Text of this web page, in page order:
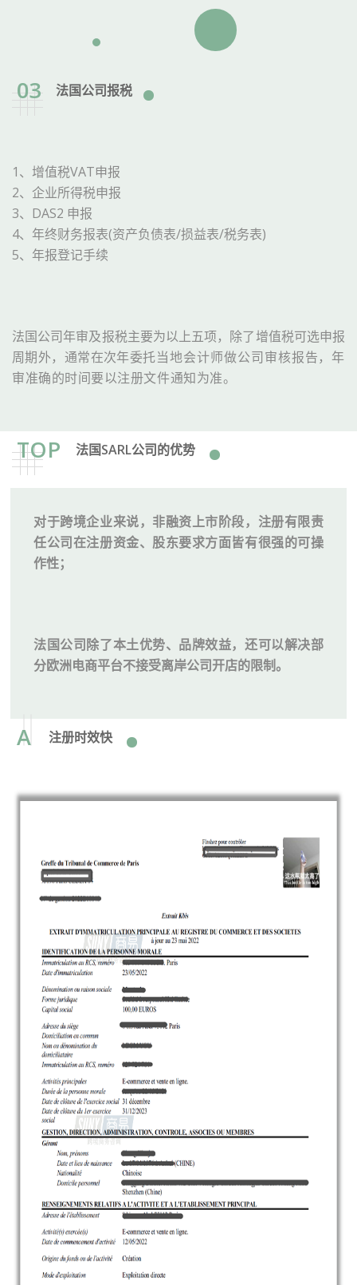
03 法国公司报税
1、增值税VAT申报
2、企业所得税申报
3、DAS2 申报
4、年终财务报表(资产负债表/损益表/税务表)
5、年报登记手续
法国公司年审及报税主要为以上五项，除了增值税可选申报
周期外，通常在次年委托当地会计师做公司审核报告，年
审准确的时间要以注册文件通知为准。
TOP 法国SARL公司的优势
对于跨境企业来说，非融资上市阶段，注册有限责
任公司在注册资金、股东要求方面皆有很强的可操
作性；
法国公司除了本土优势、品牌效益，还可以解决部
分欧洲电商平台不接受离岸公司开店的限制。
A 注册时效快